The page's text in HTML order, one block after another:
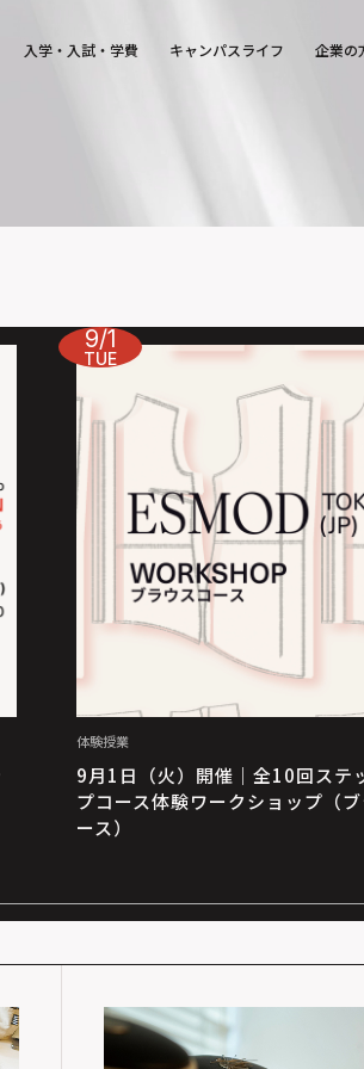
入学・入試・学費 キャンパスライフ 企業の
9/1
TUE
体験授業
9月1日（火）開催｜全10回ステ
プコース体験ワークショップ（
ース）